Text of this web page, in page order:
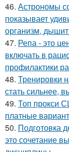
46. Астрономы
показывает
организм,
47. Репа - это
включать в
профилактики
48. Тренировки
стать сильнее,
49. Топ прокси
платные
50. Подготовка
это сочетание